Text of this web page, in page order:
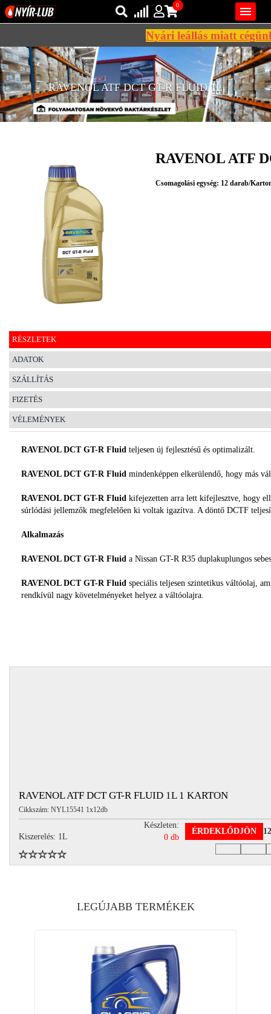
REGISZTRÁCIÓ
KENŐANYAGOK
MÁRKÁK
VISZKOZITÁSOK
INFO
TELEFONOS
ÜGYFÉLSZOLGÁLAT
(HÉTFŐTŐL PÉNTEKIG 8-17H)
+36 70 673 9291
+36 70 674 0983
NYIRLUBKFT@GMAIL.COM
NYÍR-LUB KFT.:
Hétfőtől – Péntekig, 8.00 – 17.00-ig

Bejelentkezés
Regisztráció
0
AZ ÖN KOSARA ÜRES
Nyári leállás miatt
RAVENOL ATF DCT GT-R FLUID 1L
RAVENOL ATF
Csomagolási egység: 12 darab/
RÉSZLETEK
ADATOK
SZÁLLÍTÁS
FIZETÉS
VÉLEMÉNYEK
RAVENOL DCT GT-R Fluid teljesen új fejlesztésű és optimalizált.
RAVENOL DCT GT-R Fluid mindenképpen elkerülendő, hogy más
RAVENOL DCT GT-R Fluid kifejezetten arra lett kifejlesztve, hogy
súrlódási jellemzők megfelelően ki voltak igazítva. A döntő DCTF
Alkalmazás
RAVENOL DCT GT-R Fluid a Nissan GT-R R35 duplakuplungos
RAVENOL DCT GT-R Fluid speciális teljesen szintetikus váltóolaj,
rendkívül nagy követelményeket helyez a váltóolajra.
RAVENOL ATF DCT GT-R FLUID 1L 1 KARTON
Cikkszám: NYL15541 1x12db
Kiszerelés: 1L
Készleten:
0 db
ÉRDEKLŐDJÖN
LEGÚJABB TERMÉKEK